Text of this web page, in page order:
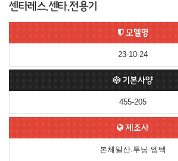
센타레스.센타.전용기
모델명
23-10-24
기본사양
455-205
제조사
본체일산.투닝-엠텍